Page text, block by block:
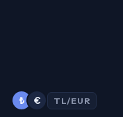
₺ € TL/EUR